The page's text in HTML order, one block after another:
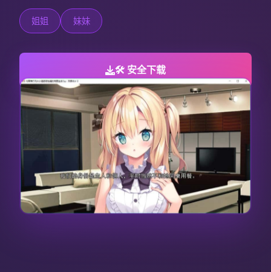
姐姐 妹妹
🛠️ 安全下载